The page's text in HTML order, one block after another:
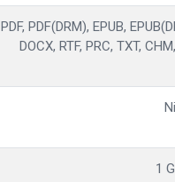
PDF, PDF(DRM), EPUB,
DOCX, RTF, PRC, TXT,
1